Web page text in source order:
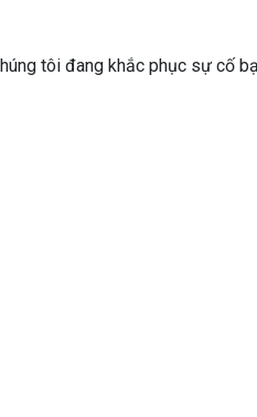
tôi đang khắc phục sự cố